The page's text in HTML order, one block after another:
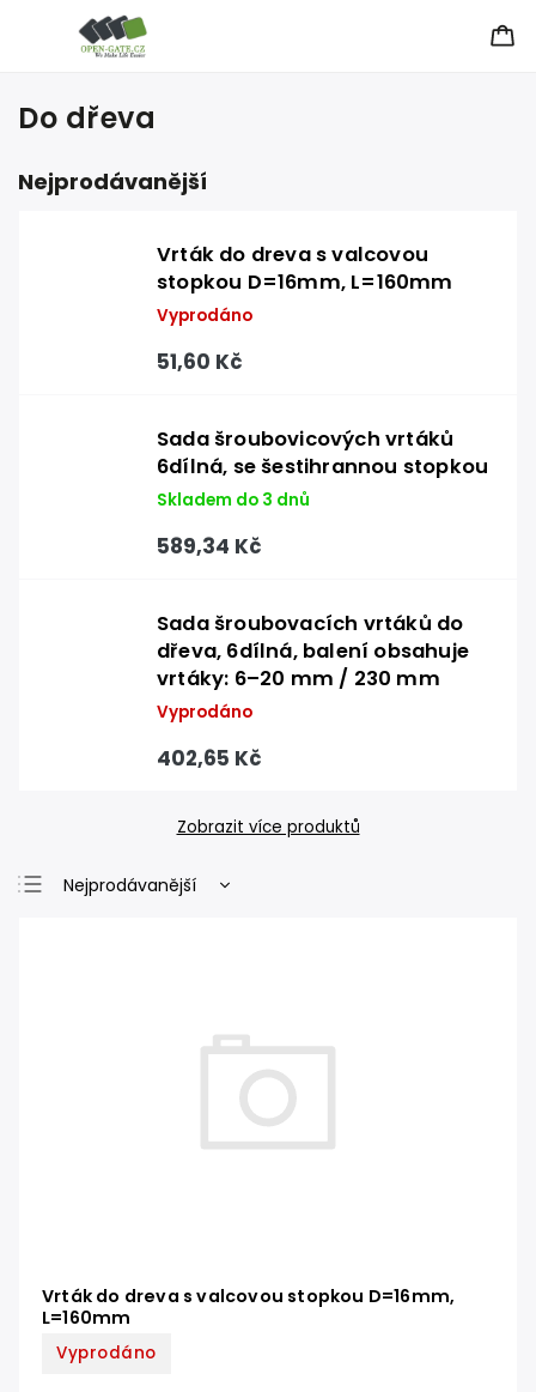
Do dřeva
Nejprodávanější
Vrták do dreva s valcovou
stopkou D=16mm, L=160mm
Vyprodáno
51,60 Kč
Sada šroubovicových vrtáků
6dílná, se šestihrannou stopkou
Skladem do 3 dnů
589,34 Kč
Sada šroubovacích vrtáků do
dřeva, 6dílná, balení obsahuje
vrtáky: 6–20 mm / 230 mm
Vyprodáno
402,65 Kč
Zobrazit více produktů
Nejprodávanější
Vrták do dreva s valcovou stopkou D=16mm,
L=160mm
Vyprodáno